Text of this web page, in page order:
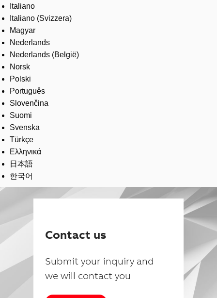
Italiano
Italiano (Svizzera)
Magyar
Nederlands
Nederlands (België)
Norsk
Polski
Português
Slovenčina
Suomi
Svenska
Türkçe
Ελληνικά
日本語
한국어
Contact us
Submit your inquiry and
we will contact you